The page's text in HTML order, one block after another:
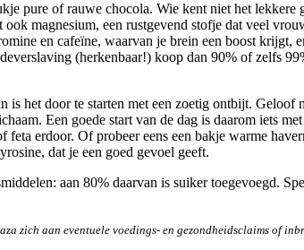
pure of rauwe chocola. Wie kent niet het
ook magnesium, een rustgevend stofje dat veel
en cafeïne, waarvan je brein een boost krijgt,
(herkenbaar!) koop dan 90% of zelfs
het door te starten met een zoetig ontbijt. Geloof
Een goede start van de dag is daarom iets met
erdoor. Of probeer eens een bakje warme
dat je een goed gevoel geeft.
aan 80% daarvan is suiker toegevoegd.
zich aan eventuele voedings- en gezondheidsclaims of